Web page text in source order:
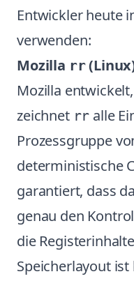
Entwickler heute
verwenden:
Mozilla rr
Mozilla
zeichnet rr alle
Prozessgruppe
deterministische
garantiert, dass
genau den
die
Speicherlayout